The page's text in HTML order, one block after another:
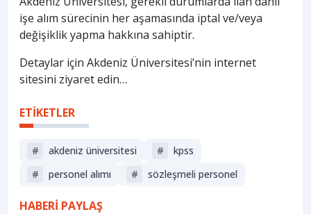
işe alım sürecinin her aşamasında iptal ve/veya
değişiklik yapma hakkına sahiptir.
Detaylar için Akdeniz Üniversitesi’nin internet
sitesini ziyaret edin…
ETİKETLER
# akdeniz üniversitesi #
kpss
#
personel alımı # sözleşmeli personel
HABERİ PAYLAŞ